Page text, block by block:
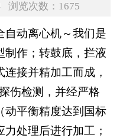
浏览次数：1675
自动离心机～我们是
制作；转鼓底，拦液
接并精加工而成，
伤检测，并经严格
动平衡精度达到国标
处理后进行加工；